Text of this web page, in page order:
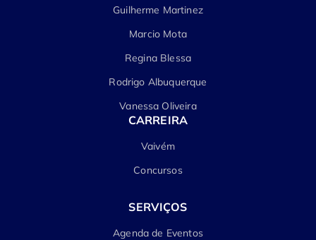
Guilherme Martinez
Marcio Mota
Regina Blessa
Rodrigo Albuquerque
Vanessa Oliveira
CARREIRA
Vaivém
Concursos
SERVIÇOS
Agenda de Eventos